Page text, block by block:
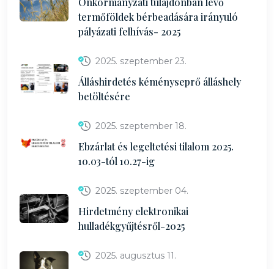
termőföldek bérbeadására irányuló
pályázati felhívás- 2025
2025. szeptember 23.
Álláshirdetés kéményseprő álláshely
betöltésére
2025. szeptember 18.
Ebzárlat és legeltetési tilalom 2025.
10.03-tól 10.27-ig
2025. szeptember 04.
Hirdetmény elektronikai
hulladékgyűjtésről-2025
2025. augusztus 11.